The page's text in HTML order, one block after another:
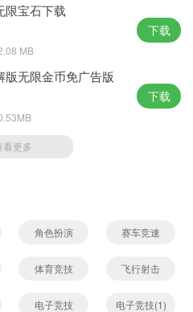
限宝石下载
MB
下载
版无限金币免广告版
下载
看更多
角色扮演 赛车竞速
体育竞技 飞行射击
电子竞技 电子竞技(1)